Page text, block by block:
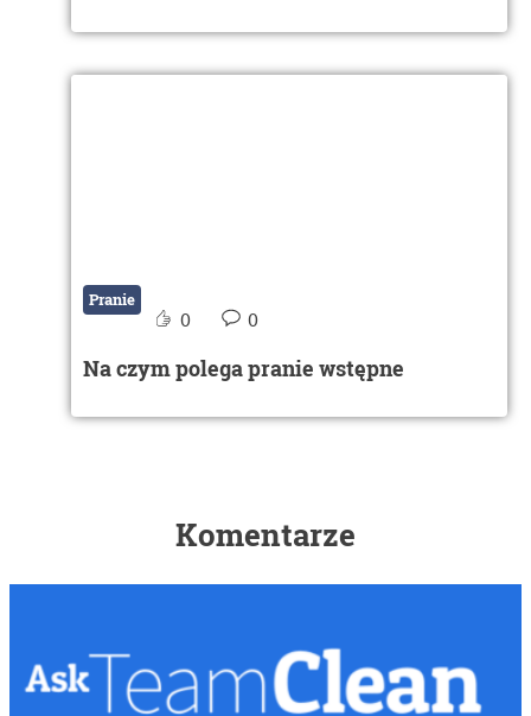
Pranie
0 0
Na czym polega pranie wstępne
Komentarze